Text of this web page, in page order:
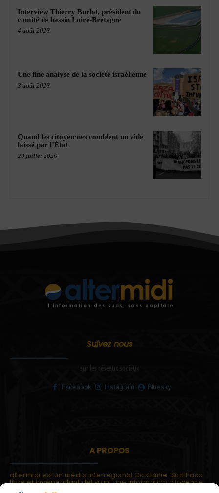
Interview Thierry Burlot, président du
comité de bassin Loire-Bretagne
4 août 2026
Une fine analyse de la société israélienne
3 août 2026
Quand les citoyen·nes comblent un vide
laissé par l’État
29 juillet 2026
Suivez nous
sur les réseaux sociaux
Facebook Instagram Bluesky
A PROPOS
altermidi est un média interrégional Occitanie-Sud Paca
libre et indépendant délivrant une information citoyenne